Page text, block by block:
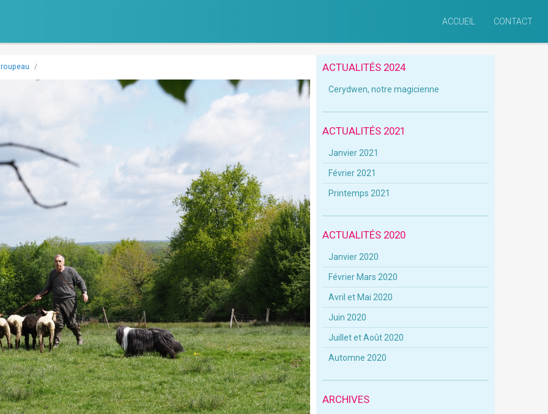
ACCUEIL CONTACT
ACTUALITÉS 2024
Cerydwen, notre magicienne
ACTUALITÉS 2021
Janvier 2021
Février 2021
Printemps 2021
ACTUALITÉS 2020
Janvier 2020
Février Mars 2020
Avril et Mai 2020
Juin 2020
Juillet et Août 2020
Automne 2020
ARCHIVES